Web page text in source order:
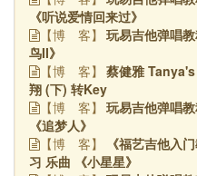
《听说爱情回来过》
【博 客】
玩易吉他弹唱
鸟II》
【博 客】
蔡健雅
翔 (下) 转Key
【博 客】
玩易吉他弹唱
《追梦人》
【博 客】
《福艺吉他入
习 乐曲 《小星星》